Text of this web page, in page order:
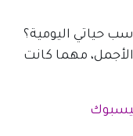
حياتي اليومية؟
مهما كانت